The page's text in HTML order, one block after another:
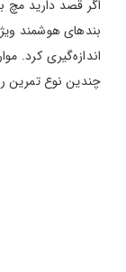
اگر قصد دارید مچ
بندهای هوشمند
اندازه‌گیری کرد.
چندین نوع تمرین